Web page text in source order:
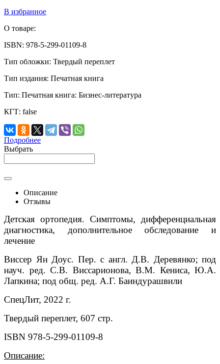
В избранное
О товаре:
ISBN: 978-5-299-01109-8
Тип обложки: Твердый переплет
Тип издания: Печатная книга
Тип: Печатная книга: Бизнес-литература
КГТ: false
Подробнее
Выбрать
Описание
Отзывы
Детская ортопедия. Симптомы, дифференциальная
диагностика, дополнительное обследование и
лечение
Виссер Ян Доус. Пер. с англ. Д.В. Деревянко; под
науч. ред. С.В. Виссарионова, В.М. Кениса, Ю.А.
Лапкина; под общ. ред. А.Г. Баиндурашвили
СпецЛит, 2022 г.
Твердый переплет, 607 стр.
ISBN 978-5-299-01109-8
Описание: